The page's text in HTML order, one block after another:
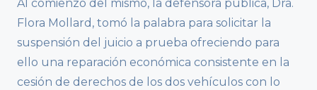
Al comienzo del mismo, la defensora pública, Dra.
Flora Mollard, tomó la palabra para solicitar la
suspensión del juicio a prueba ofreciendo para
ello una reparación económica consistente en la
cesión de derechos de los dos vehículos con lo